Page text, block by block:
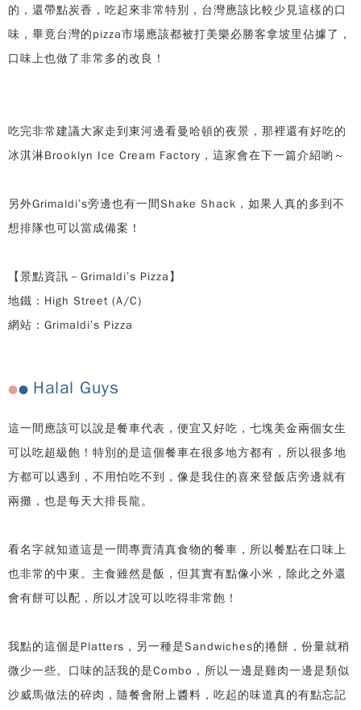
的，還帶點炭香，吃起來非常特別，台灣應該比較少見這樣的口
味，畢竟台灣的pizza市場應該都被打美樂必勝客拿坡里佔據了，
口味上也做了非常多的改良！
吃完非常建議大家走到東河邊看曼哈頓的夜景，那裡還有好吃的
冰淇淋Brooklyn Ice Cream Factory，這家會在下一篇介紹喲～
另外Grimaldi’s旁邊也有一間Shake Shack，如果人真的多到不
想排隊也可以當成備案！
【景點資訊－Grimaldi’s Pizza】
地鐵：High Street (A/C)
網站：Grimaldi’s Pizza
●● Halal Guys
這一間應該可以說是餐車代表，便宜又好吃，七塊美金兩個女生
可以吃超級飽！特別的是這個餐車在很多地方都有，所以很多地
方都可以遇到，不用怕吃不到，像是我住的喜來登飯店旁邊就有
兩攤，也是每天大排長龍。
看名字就知道這是一間專賣清真食物的餐車，所以餐點在口味上
也非常的中東。主食雖然是飯，但其實有點像小米，除此之外還
會有餅可以配，所以才說可以吃得非常飽！
我點的這個是Platters，另一種是Sandwiches的捲餅，份量就稍
微少一些。口味的話我的是Combo，所以一邊是雞肉一邊是類似
沙威馬做法的碎肉，隨餐會附上醬料，吃起的味道真的有點忘記